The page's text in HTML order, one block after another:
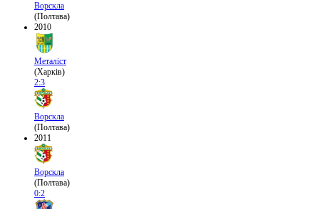
Ворскла
(Полтава)
2010
Металіст
(Харків)
2:3
Ворскла
(Полтава)
2011
Ворскла
(Полтава)
0:2